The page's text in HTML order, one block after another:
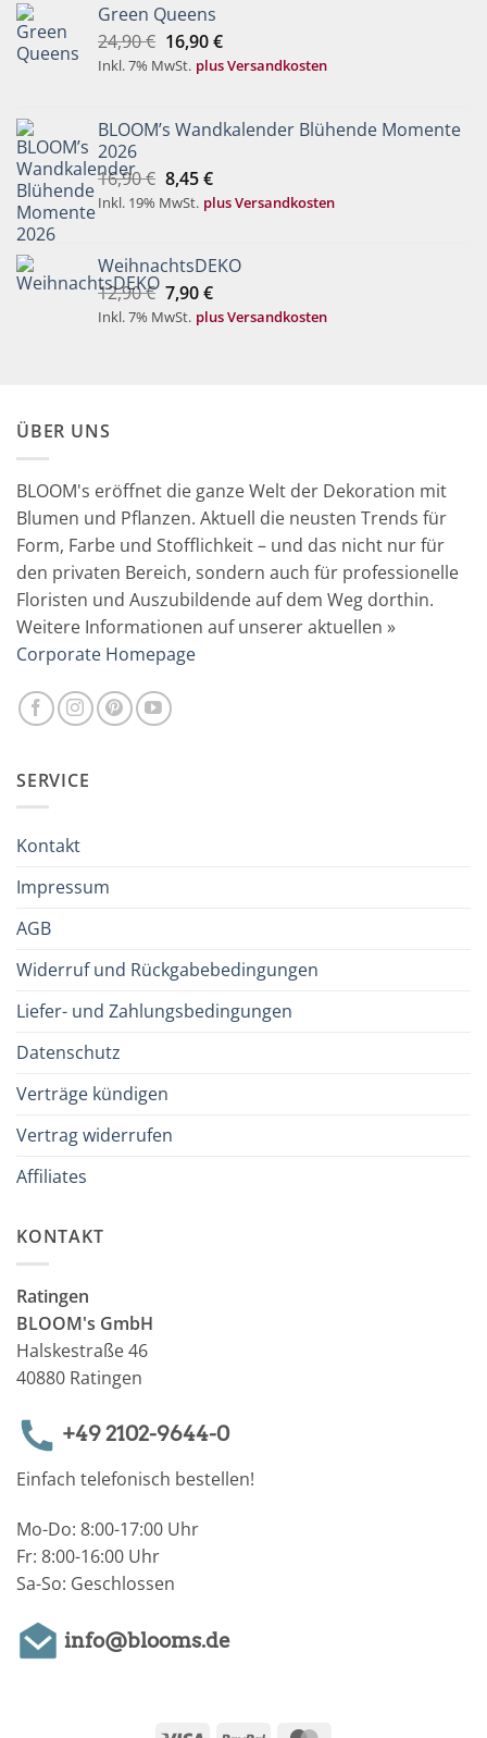
Green Queens
24,90€ Ursprünglicher
Preis
16,90€Aktueller
Preis
Inkl. 7% MwSt. plus Versandkosten
BLOOM’s Wandkalender Blühende Momente
2026
16,90€ Ursprünglicher
Preis
8,45€Aktueller
Preis
Inkl. 19% MwSt. plus Versandkosten
WeihnachtsDEKO
12,90€ Ursprünglicher
Preis
7,90€Aktueller
Preis
Inkl. 7% MwSt. plus Versandkosten
ÜBER UNS
BLOOM's eröffnet die ganze Welt der Dekoration mit
Blumen und Pflanzen. Aktuell die neusten Trends für
Form, Farbe und Stofflichkeit – und das nicht nur für
den privaten Bereich, sondern auch für professionelle
Floristen und Auszubildende auf dem Weg dorthin.
Weitere Informationen auf unserer aktuellen »
Corporate Homepage
SERVICE
Kontakt
Impressum
AGB
Widerruf und Rückgabebedingungen
Liefer- und Zahlungsbedingungen
Datenschutz
Verträge kündigen
Vertrag widerrufen
Affiliates
KONTAKT
Ratingen
BLOOM's GmbH
Halskestraße 46
40880 Ratingen
+49 2102-9644-0
Einfach telefonisch bestellen!
Mo-Do: 8:00-17:00 Uhr
Fr: 8:00-16:00 Uhr
Sa-So: Geschlossen
info@blooms.de